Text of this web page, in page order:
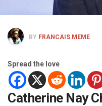
BY FRANCAIS MEME
Spread the love
Catherine Nay